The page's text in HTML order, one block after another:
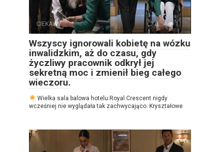
CIEKAWY 0 1
Wszyscy ignorowali kobietę na wózku
inwalidzkim, aż do czasu, gdy
życzliwy pracownik odkrył jej
sekretną moc i zmienił bieg całego
wieczoru.
Wielka sala balowa hotelu Royal Crescent nigdy
wcześniej nie wyglądała tak zachwycająco. Kryształowe